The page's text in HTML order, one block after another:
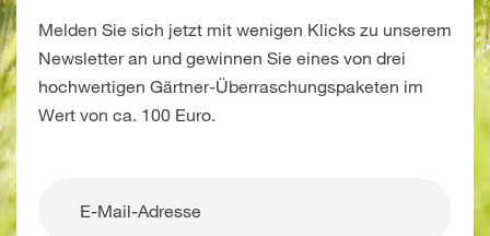
Melden Sie sich jetzt mit wenigen Klicks zu unserem
Newsletter an und gewinnen Sie eines von drei
hochwertigen Gärtner-Überraschungspaketen im
Wert von ca. 100 Euro.